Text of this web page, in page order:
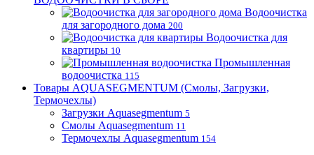
Водоочистка
для загородного дома 200
Водоочистка для
квартиры 10
Промышленная
водоочистка 115
Товары AQUASEGMENTUM (Смолы, Загрузки,
Термочехлы)
Загрузки Aquasegmentum 5
Смолы Aquasegmentum 11
Термочехлы Aquasegmentum 154